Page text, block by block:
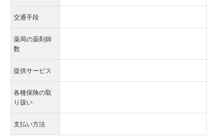
交通手段
薬局の薬剤師
数
提供サービス
各種保険の取
り扱い
支払い方法